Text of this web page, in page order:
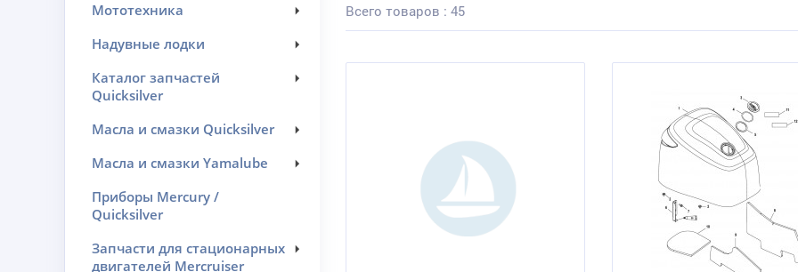
Мототехника
Надувные лодки
Каталог запчастей
Quicksilver
Масла и смазки Quicksilver
Масла и смазки Yamalube
Приборы Mercury /
Quicksilver
Запчасти для стационарных
двигателей Mercruiser
Всего товаров : 45